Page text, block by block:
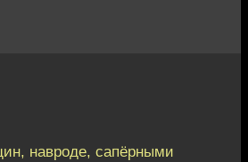
навроде, сапёрными